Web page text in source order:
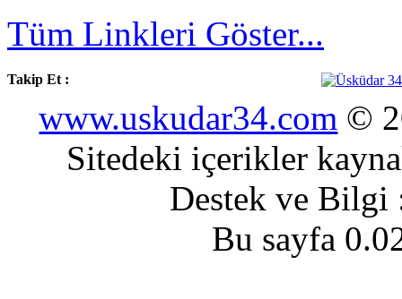
Tüm Linkleri Göster...
Takip Et :
www.uskudar34.com ©
Sitedeki içerikler
Destek ve
Bu sayfa